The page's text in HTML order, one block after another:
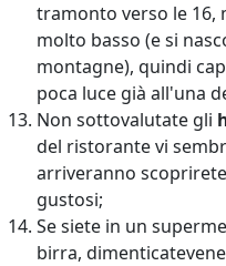
tramonto verso le 16,
molto basso (e si
montagne), quindi
poca luce già all'una
Non sottovalutate gli
del ristorante vi
arriveranno
gustosi;
Se siete in un
birra,